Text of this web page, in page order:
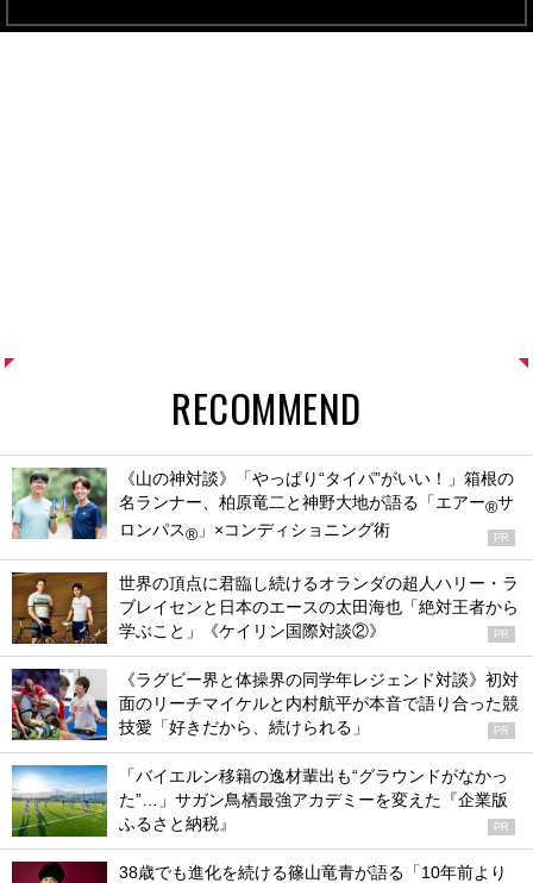
RECOMMEND
《山の神対談》「やっぱり“タイパ”がいい！」箱根の
名ランナー、柏原竜二と神野大地が語る「エアー®サ
ロンパス® 」×コンディショニング術 PR
世界の頂点に君臨し続けるオランダの超人ハリー・ラ
ブレイセンと日本のエースの太田海也「絶対王者から
学ぶこと」《ケイリン国際対談②》
PR
《ラグビー界と体操界の同学年レジェンド対談》初対
面のリーチマイケルと内村航平が本音で語り合った競
技愛「好きだから、続けられる」
PR
「バイエルン移籍の逸材輩出も“グラウンドがなかっ
た”…」サガン鳥栖最強アカデミーを変えた『企業版
ふるさと納税』
PR
38歳でも進化を続ける篠山竜青が語る「10年前より